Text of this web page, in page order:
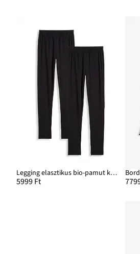
Legging elasztikus bio-pamut keverékből (2 db-os csomag)
5999 Ft